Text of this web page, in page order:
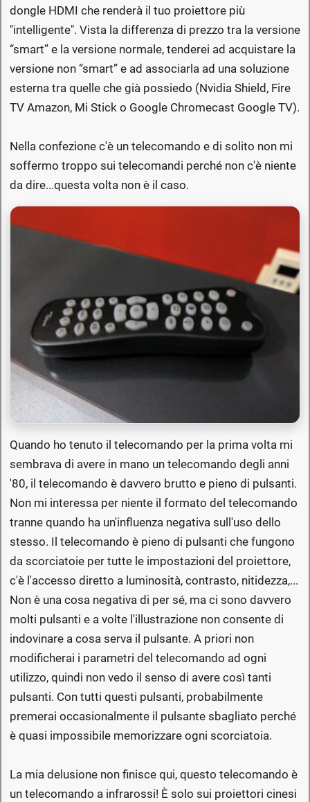
dongle HDMI che renderà il tuo proiettore più
"intelligente". Vista la differenza di prezzo tra la versione
“smart” e la versione normale, tenderei ad acquistare la
versione non “smart” e ad associarla ad una soluzione
esterna tra quelle che già possiedo (Nvidia Shield, Fire
TV Amazon, Mi Stick o Google Chromecast Google TV).
Nella confezione c'è un telecomando e di solito non mi
soffermo troppo sui telecomandi perché non c'è niente
da dire...questa volta non è il caso.
Quando ho tenuto il telecomando per la prima volta mi
sembrava di avere in mano un telecomando degli anni
'80, il telecomando è davvero brutto e pieno di pulsanti.
Non mi interessa per niente il formato del telecomando
tranne quando ha un'influenza negativa sull'uso dello
stesso. Il telecomando è pieno di pulsanti che fungono
da scorciatoie per tutte le impostazioni del proiettore,
c'è l'accesso diretto a luminosità, contrasto, nitidezza,...
Non è una cosa negativa di per sé, ma ci sono davvero
molti pulsanti e a volte l'illustrazione non consente di
indovinare a cosa serva il pulsante. A priori non
modificherai i parametri del telecomando ad ogni
utilizzo, quindi non vedo il senso di avere così tanti
pulsanti. Con tutti questi pulsanti, probabilmente
premerai occasionalmente il pulsante sbagliato perché
è quasi impossibile memorizzare ogni scorciatoia.
La mia delusione non finisce qui, questo telecomando è
un telecomando a infrarossi! È solo sui proiettori cinesi